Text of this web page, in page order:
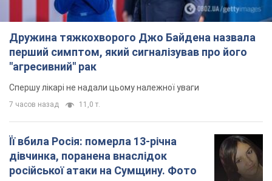
Дружина тяжкохворого Джо Байдена назвала
перший симптом, який сигналізував про його
"агресивний" рак
Спершу лікарі не надали цьому належної уваги
7 часов назад 11,0 т.
Її вбила Росія: померла 13-річна
дівчинка, поранена внаслідок
російської атаки на Сумщину. Фото